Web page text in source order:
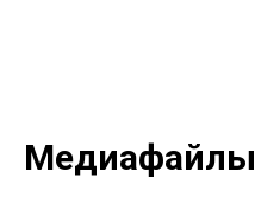
Медиафайлы